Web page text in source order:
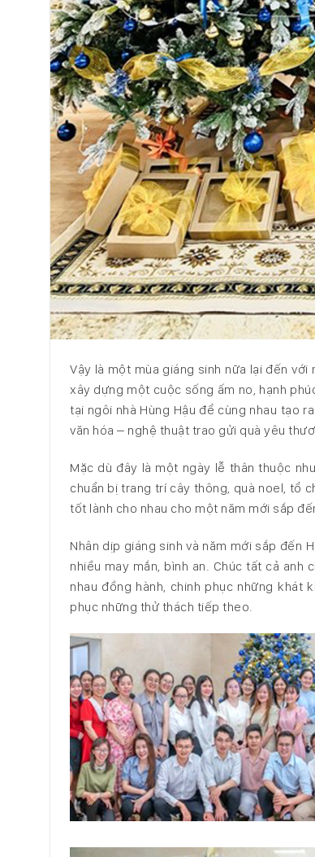
Vậy là một mùa giáng sinh nữa lại đến
xây dựng một cuộc sống ấm no, hạnh
tại ngôi nhà Hùng Hậu để cùng nhau tạo
văn hóa – nghệ thuật trao gửi quà yêu
Mặc dù đây là một ngày lễ thân thuộc
chuẩn bị trang trí cây thông, quà noel, tổ
tốt lành cho nhau cho một năm mới sắp
Nhân dịp giáng sinh và năm mới sắp đến
nhiều may mắn, bình an. Chúc tất cả
nhau đồng hành, chinh phục những khát
phục những thử thách tiếp theo.